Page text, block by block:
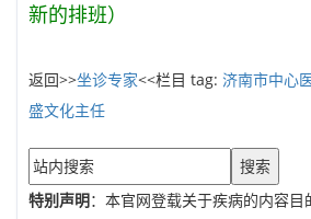
新的排班）
返回>>坐诊专家<<栏目 tag: 济南市中心
盛文化主任
搜索
特别声明：本官网登载关于疾病的内容